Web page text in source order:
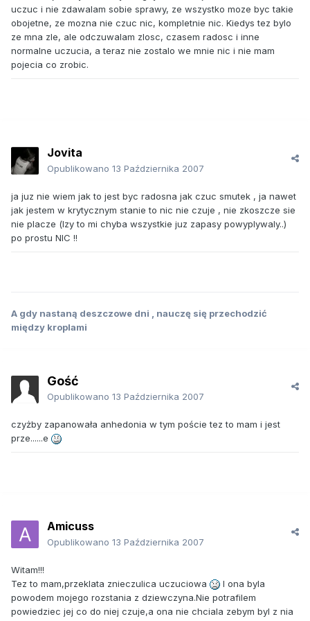
uczuc i nie zdawalam sobie sprawy, ze wszystko moze byc takie
obojetne, ze mozna nie czuc nic, kompletnie nic. Kiedys tez bylo
ze mna zle, ale odczuwalam zlosc, czasem radosc i inne
normalne uczucia, a teraz nie zostalo we mnie nic i nie mam
pojecia co zrobic.
Jovita
Opublikowano 13 Października 2007
ja juz nie wiem jak to jest byc radosna jak czuc smutek , ja nawet
jak jestem w krytycznym stanie to nic nie czuje , nie zkoszcze sie
nie placze (lzy to mi chyba wszystkie juz zapasy powyplywaly..)
po prostu NIC !!
A gdy nastaną deszczowe dni , nauczę się przechodzić
między kroplami
Gość
Opublikowano 13 Października 2007
czyżby zapanowała anhedonia w tym poście tez to mam i jest
prze......e
Amicuss
Opublikowano 13 Października 2007
Witam!!!
Tez to mam,przeklata znieczulica uczuciowa
I ona byla
powodem mojego rozstania z dziewczyna.Nie potrafilem
powiedziec jej co do niej czuje,a ona nie chciala zebym byl z nia